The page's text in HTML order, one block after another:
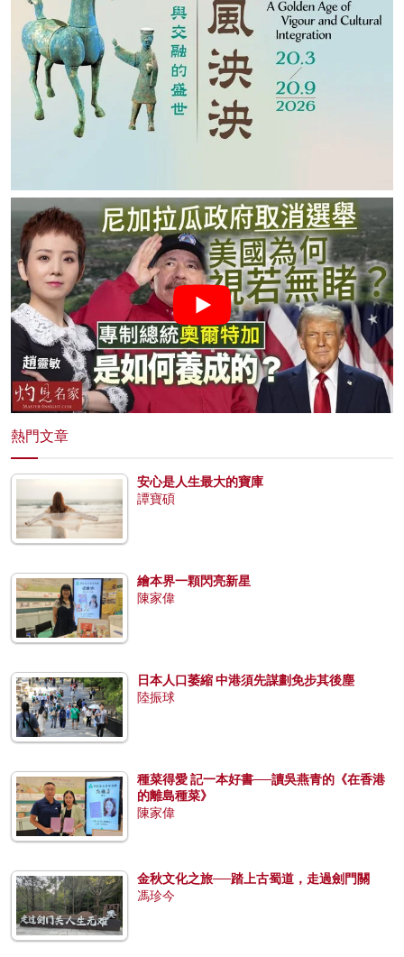
熱門文章
安心是人生最大的寶庫
譚寶碩
繪本界一顆閃亮新星
陳家偉
日本人口萎縮 中港須先謀劃免步其後塵
陸振球
種菜得愛 記一本好書──讀吳燕青的《在香港
的離島種菜》
陳家偉
金秋文化之旅──踏上古蜀道，走過劍門關
馮珍今